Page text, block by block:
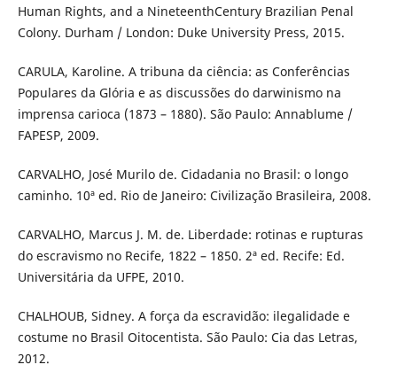
Human Rights, and a NineteenthCentury Brazilian Penal
Colony. Durham / London: Duke University Press, 2015.
CARULA, Karoline. A tribuna da ciência: as Conferências
Populares da Glória e as discussões do darwinismo na
imprensa carioca (1873 – 1880). São Paulo: Annablume /
FAPESP, 2009.
CARVALHO, José Murilo de. Cidadania no Brasil: o longo
caminho. 10ª ed. Rio de Janeiro: Civilização Brasileira, 2008.
CARVALHO, Marcus J. M. de. Liberdade: rotinas e rupturas
do escravismo no Recife, 1822 – 1850. 2ª ed. Recife: Ed.
Universitária da UFPE, 2010.
CHALHOUB, Sidney. A força da escravidão: ilegalidade e
costume no Brasil Oitocentista. São Paulo: Cia das Letras,
2012.